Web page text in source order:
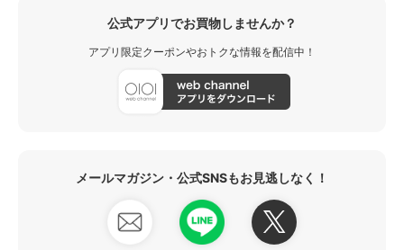
公式アプリでお買物しませんか？
アプリ限定クーポンやおトクな情報を配信中！
メールマガジン・公式SNSもお見逃しなく！